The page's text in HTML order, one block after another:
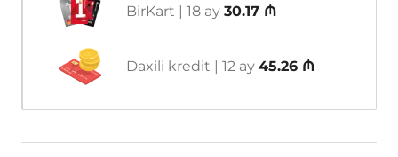
BirKart | 18 ay 30.17 ₼
Daxili kredit | 12 ay 45.26 ₼